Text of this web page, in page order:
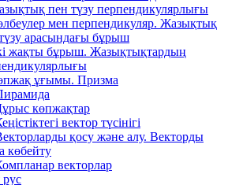
пен түзу перпендикулярлығы
мен перпендикуляр. Жазықтық
арасындағы бұрыш
жақты бұрыш. Жазықтықтардың
ұғымы. Призма
көпжақтар
вектор түсінігі
қосу және алу. Векторды
көбейту
векторлар
рус